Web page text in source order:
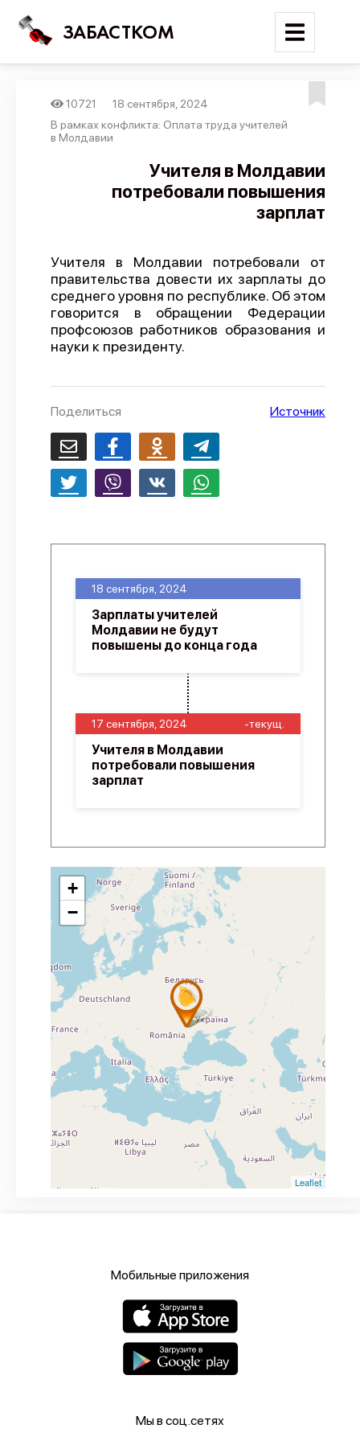
ЗАБАСТКОМ
Войти
Поиск
Новости
Отчеты
Предложить публикацию
Справочник
API
О проекте
Политика конфиденциальности
10721
18 сентября, 2024
В рамках конфликта: Оплата труда учителей
в Молдавии
Учителя в Молдавии
потребовали повышения
зарплат
Учителя в Молдавии потребовали от
правительства довести их зарплаты до
среднего уровня по республике. Об этом
говорится в обращении Федерации
профсоюзов работников образования и
науки к президенту.
Поделиться Источник
17 сентября, 2024 -текущ.
Учителя в Молдавии
потребовали повышения
зарплат
18 сентября, 2024
Зарплаты учителей
Молдавии не будут
повышены до конца года
+
−
Leaflet
Мобильные приложения
Мы в соц.сетях